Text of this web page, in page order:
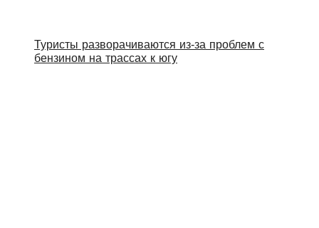
Туристы разворачиваются из‑за проблем с
бензином на трассах к югу